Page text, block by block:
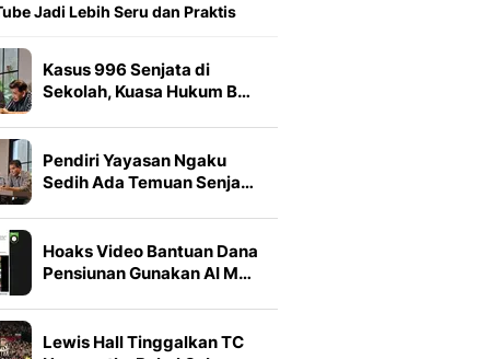
Jadi Lebih Seru dan Praktis
Kasus 996 Senjata di
Sekolah, Kuasa Hukum B…
Pendiri Yayasan Ngaku
Sedih Ada Temuan Senja…
Hoaks Video Bantuan Dana
Pensiunan Gunakan AI M…
Lewis Hall Tinggalkan TC